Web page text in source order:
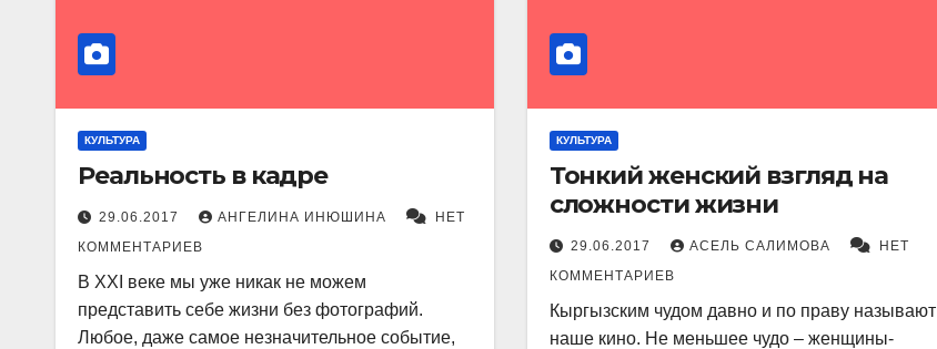
КУЛЬТУРА
Реальность в кадре
29.06.2017 АНГЕЛИНА ИНЮШИНА
НЕТ
КОММЕНТАРИЕВ
В XXI веке мы уже никак не можем
представить себе жизни без фотографий.
Любое, даже самое незначительное событие,
КУЛЬТУРА
Тонкий женский взгляд на
сложности жизни
29.06.2017 АСЕЛЬ САЛИМОВА
НЕТ
КОММЕНТАРИЕВ
Кыргызским чудом давно и по праву называют
наше кино. Не меньшее чудо – женщины-